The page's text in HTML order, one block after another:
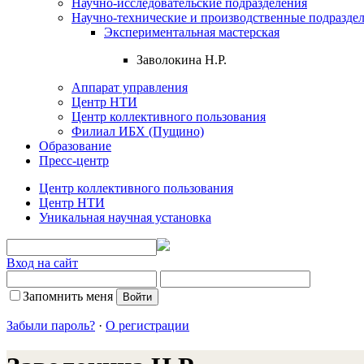
Научно-технические и производственные
Экспериментальная мастерская
Заволокина Н.Р.
Аппарат управления
Центр НТИ
Центр коллективного пользования
Филиал ИБХ (Пущино)
Образование
Пресс-центр
Центр коллективного пользования
Центр НТИ
Уникальная научная установка
Вход на сайт
Запомнить меня
Забыли пароль? · О регистрации